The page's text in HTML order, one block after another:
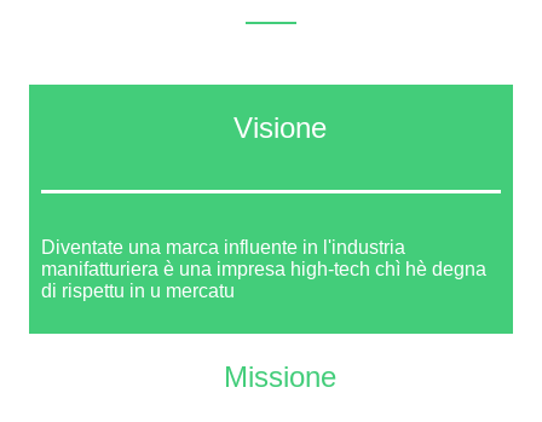
Visione
Diventate una marca influente in l'industria
manifatturiera è una impresa high-tech chì hè degna
di rispettu in u mercatu
Missione